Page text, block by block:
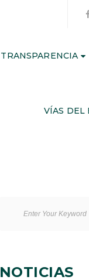
TRANSPARENCIA
VÍAS DEL
NOTICIAS